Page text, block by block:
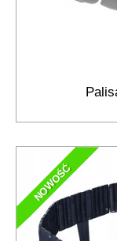
NOWOŚĆ